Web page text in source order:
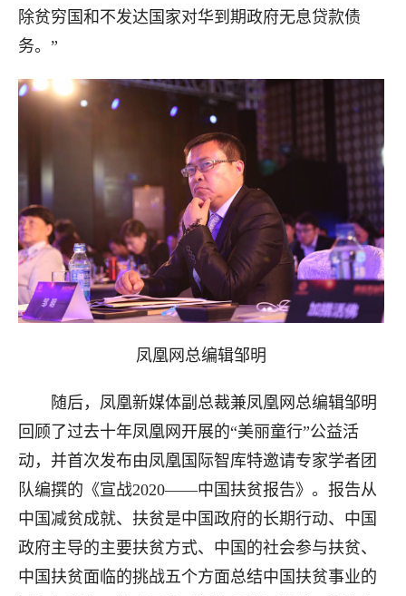
除贫穷国和不发达国家对华到期政府无息贷款债
务。”
凤凰网总编辑邹明
随后，凤凰新媒体副总裁兼凤凰网总编辑邹明
回顾了过去十年凤凰网开展的“美丽童行”公益活
动，并首次发布由凤凰国际智库特邀请专家学者团
队编撰的《宣战2020——中国扶贫报告》。报告从
中国减贫成就、扶贫是中国政府的长期行动、中国
政府主导的主要扶贫方式、中国的社会参与扶贫、
中国扶贫面临的挑战五个方面总结中国扶贫事业的